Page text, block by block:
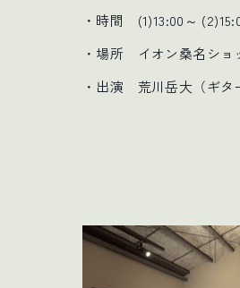
・時間 (1)13:00～
・場所 イオン桑名ショ
・出演 荒川岳大（ギタ